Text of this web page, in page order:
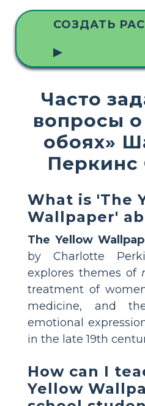
СОЗДАТЬ
▶
Часто
вопросы
обоях»
Перкинс
What is 'The
Wallpaper'
The Yellow
by Charlotte
explores themes of
treatment of
medicine, and
emotional
in the late 19th
How can I
Yellow